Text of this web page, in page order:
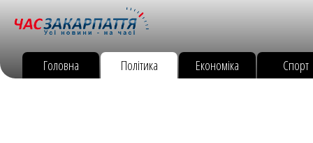
Головна Політика Економіка Спорт